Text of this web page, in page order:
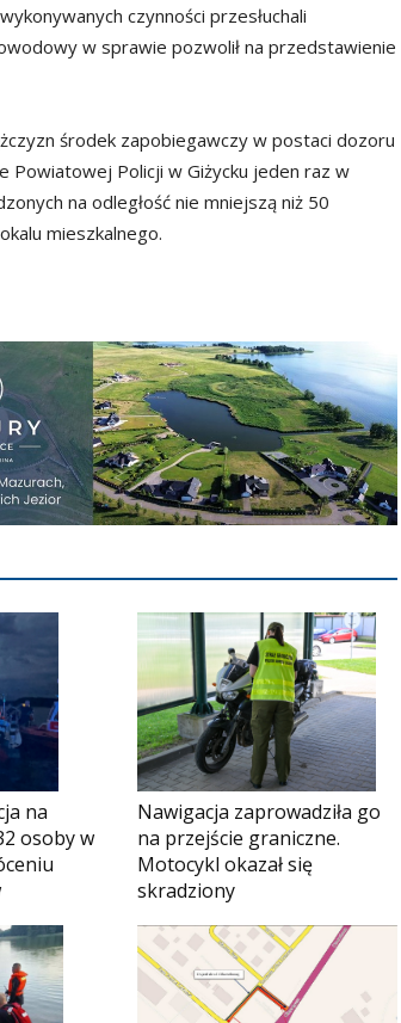
czynności przesłuchali
w sprawie pozwolił na przedstawienie
środek zapobiegawczy w postaci dozoru
Powiatowej Policji w Giżycku jeden raz w
na odległość nie mniejszą niż 50
mieszkalnego.
na
osoby w
Nawigacja zaprowadziła go
na przejście graniczne.
Motocykl okazał się
skradziony